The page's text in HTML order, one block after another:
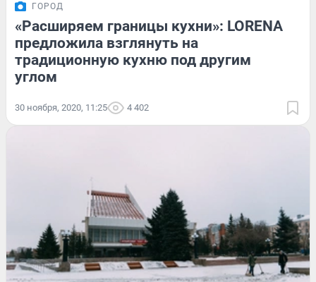
ГОРОД
«Расширяем границы кухни»: LORENA
предложила взглянуть на
традиционную кухню под другим
углом
30 ноября, 2020, 11:25 4 402